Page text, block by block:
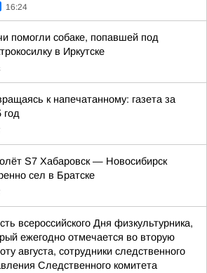
16:24
помогли собаке, попавшей под
в Иркутске
к напечатанному: газета за
год
S7 Хабаровск — Новосибирск
сел в Братске
всероссийского Дня физкультурника,
ежегодно отмечается во вторую
августа, сотрудники следственного
Следственного комитета